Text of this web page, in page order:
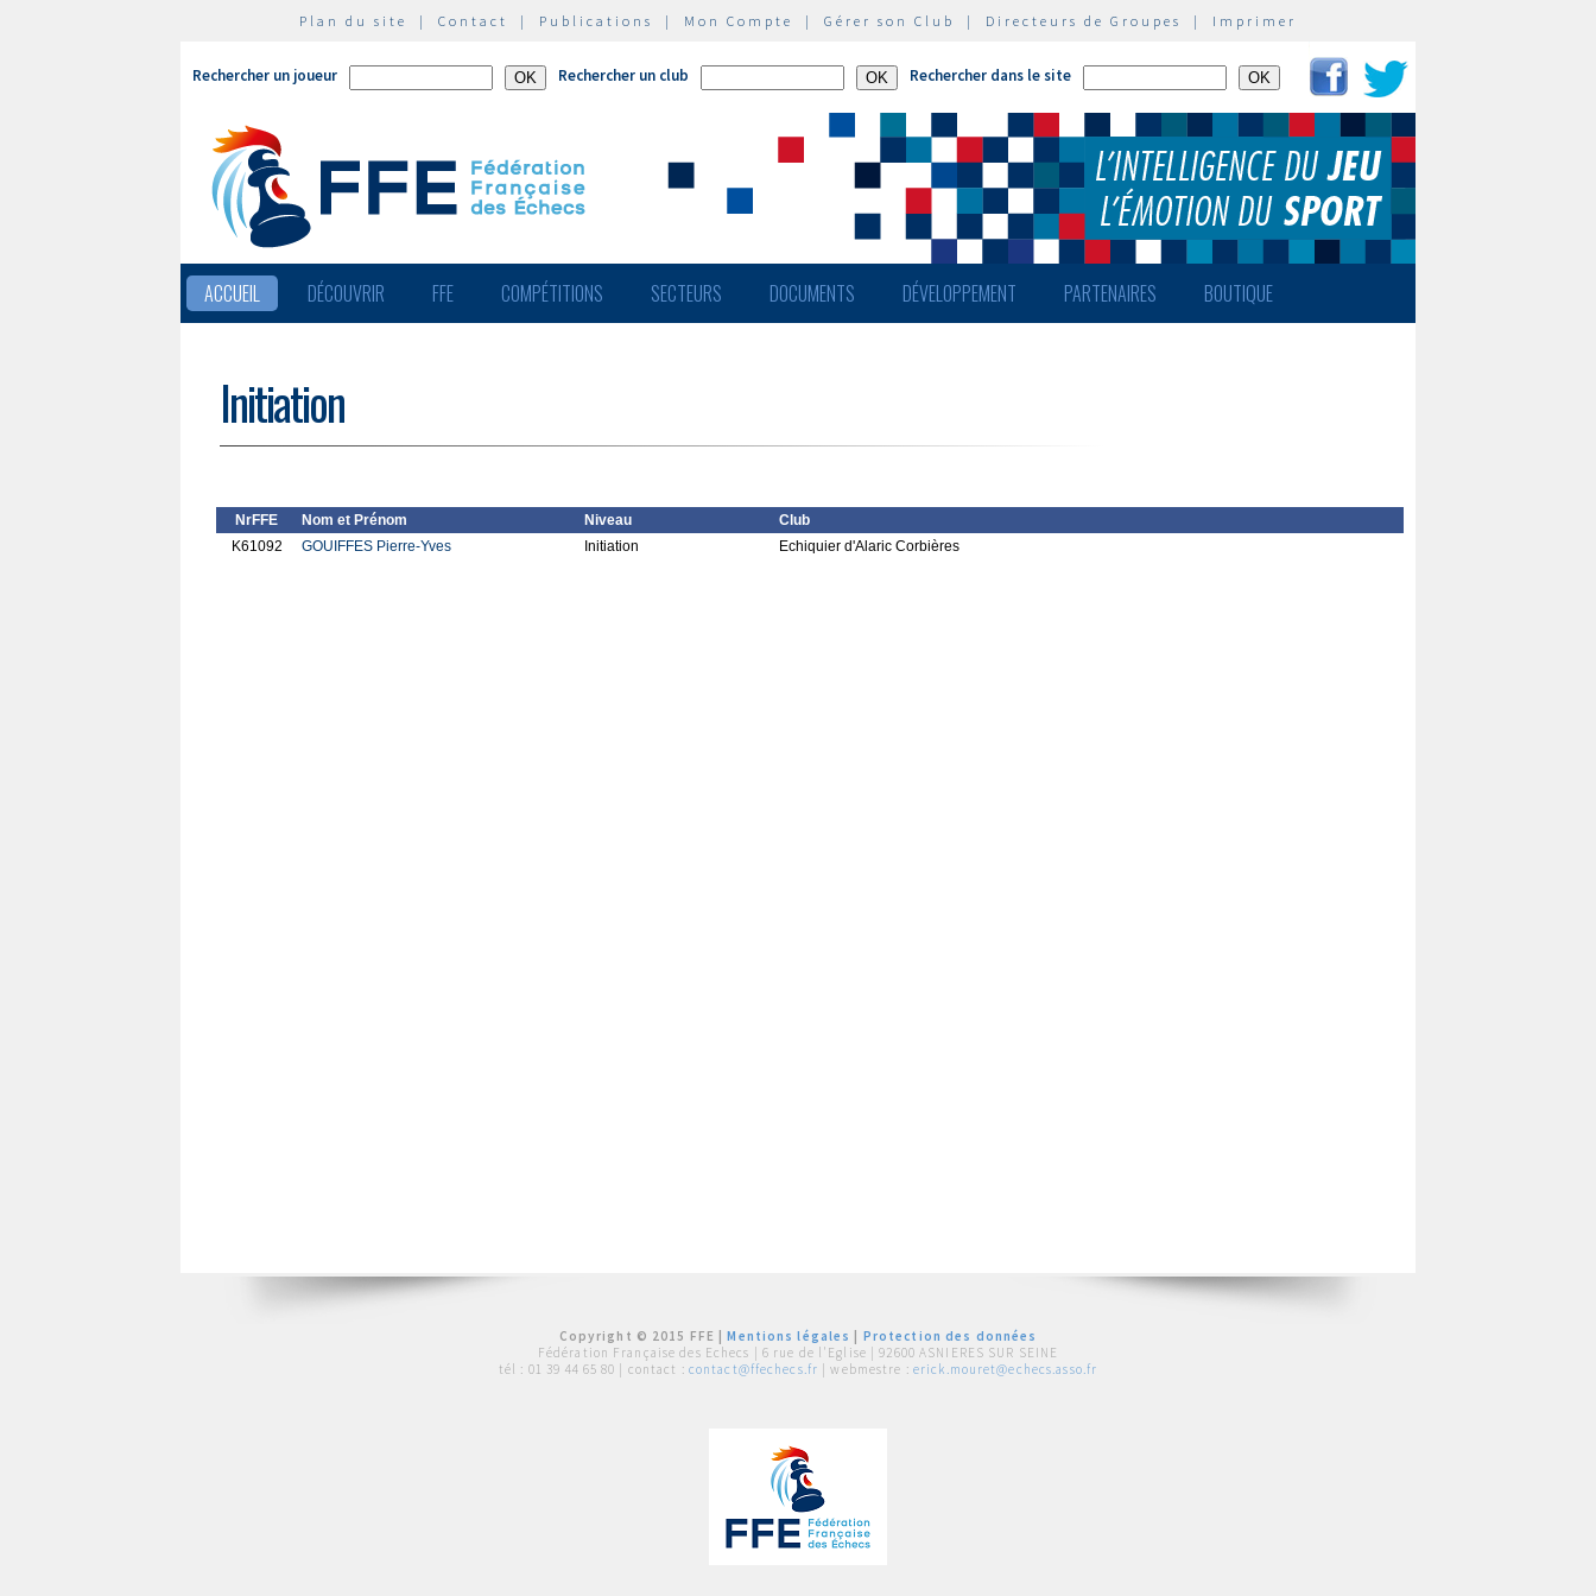
Plan du site | Contact | Publications | Mon Compte | Gérer son Club | Directeurs de Groupes | Imprimer
Rechercher un joueur Rechercher un club Rechercher dans le site
ACCUEIL DÉCOUVRIR FFE COMPÉTITIONS SECTEURS DOCUMENTS DÉVELOPPEMENT PARTENAIRES BOUTIQUE
Initiation
NrFFE Nom et Prénom Niveau
Club
K61092
GOUIFFES Pierre-Yves Initiation Echiquier d'Alaric Corbières
Copyright © 2015 FFE |Mentions légales
Protection des données
Fédération Française des Echecs | 6 rue de l'Eglise | 92600 ASNIERES SUR SEINE
tél : 01 39 44 65 80 | contact : contact@ffechecs.fr | webmestre : erick.mouret@echecs.asso.fr